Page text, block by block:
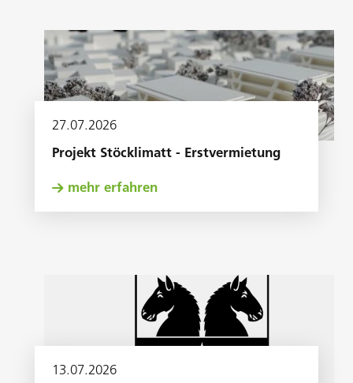
27.07.2026
Projekt Stöcklimatt - Erstvermietung
mehr erfahren
13.07.2026